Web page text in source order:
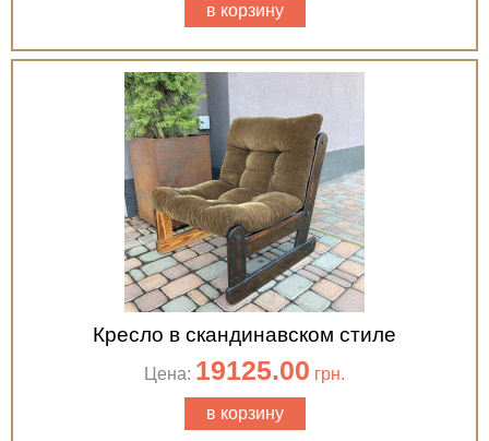
в корзину
Кресло в скандинавском стиле
Цена: 19125.00 грн.
в корзину